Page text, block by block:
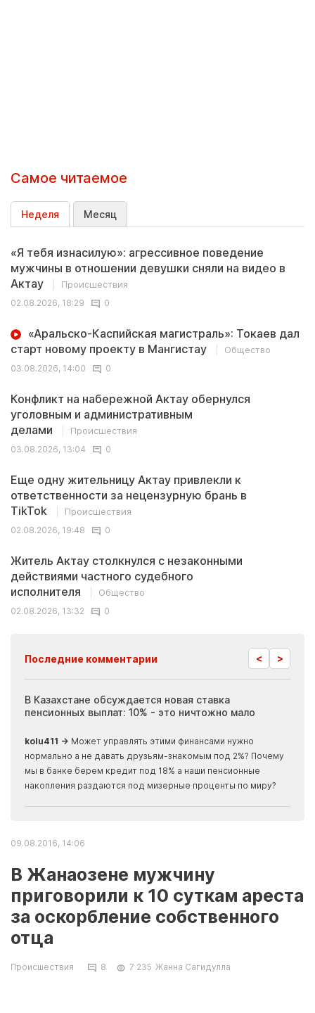
Самое читаемое
Неделя Месяц
«Я тебя изнасилую»: агрессивное поведение
мужчины в отношении девушки сняли на видео в
Актау
Происшествия
02.08.2026, 18:29
0
«Аральско-Каспийская магистраль»: Токаев дал
старт новому проекту в Мангистау
Общество
03.08.2026, 14:00
0
Конфликт на набережной Актау обернулся
уголовным и административным
делами
Происшествия
03.08.2026, 13:04
0
Еще одну жительницу Актау привлекли к
ответственности за нецензурную брань в
TikTok
Происшествия
02.08.2026, 19:48
0
Житель Актау столкнулся с незаконными
действиями частного судебного
исполнителя
Общество
02.08.2026, 13:32
0
Последние комментарии < >
В Казахстане обсуждается новая ставка
пенсионных выплат: 10% - это ничтожно мало
kolu411 → Может управлять этими финансами нужно
нормально а не давать друзьям-знакомым под 2%? Почему
мы в банке берем кредит под 18% а наши пенсионные
накопления раздаются под мизерные проценты по миру?
09.08.2016, 14:06
В Жанаозене мужчину
приговорили к 10 суткам ареста
за оскорбление собственного
отца
Происшествия 8 7 235 Жанна Сагидулла